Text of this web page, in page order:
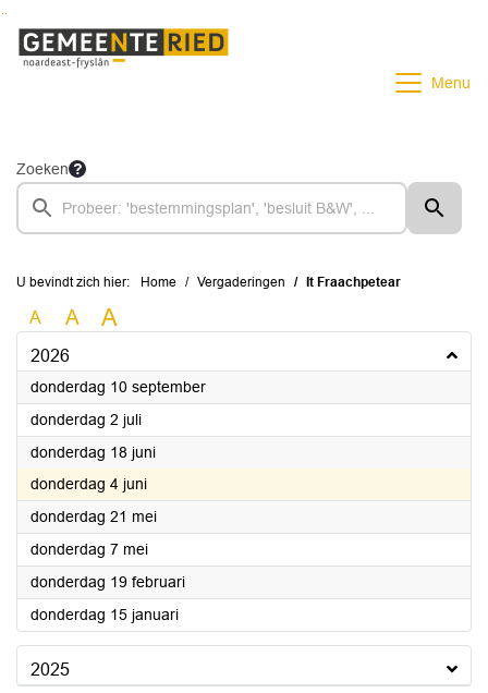
Menu
Zoeken
U bevindt zich hier: Home Vergaderingen It Fraachpetear
A A A
2026
donderdag 10 september2026
donderdag 2 juli2026
donderdag 18 juni2026
donderdag 4 juni2026
donderdag 21 mei2026
donderdag 7 mei2026
donderdag 19 februari2026
donderdag 15 januari2026
2025